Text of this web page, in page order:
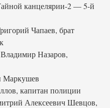
канцелярии-2 — 5-й
Чапаев, брат
Назаров,
капитан полиции
Алексеевич Шевцов,